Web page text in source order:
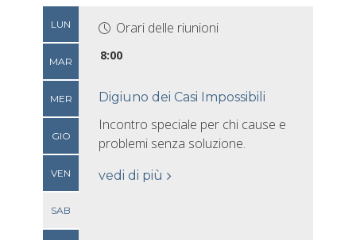
LUN
MAR
MER
GIO
VEN
SAB
Orari delle riunioni
8:00
Digiuno dei Casi Impossibili
Incontro speciale per chi cause e
problemi senza soluzione.
vedi di più